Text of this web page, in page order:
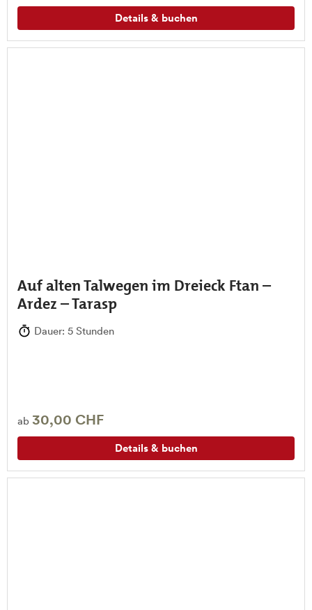
Details & buchen
Auf alten Talwegen im Dreieck Ftan –
Ardez – Tarasp
Dauer: 5 Stunden
ab 30,00 CHF
Details & buchen